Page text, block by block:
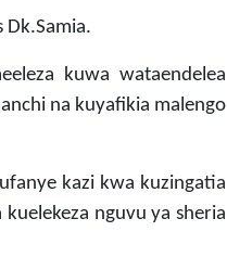
Dk.Samia.
kuwa wataendelea
na kuyafikia malengo
kazi kwa kuzingatia
nguvu ya sheria